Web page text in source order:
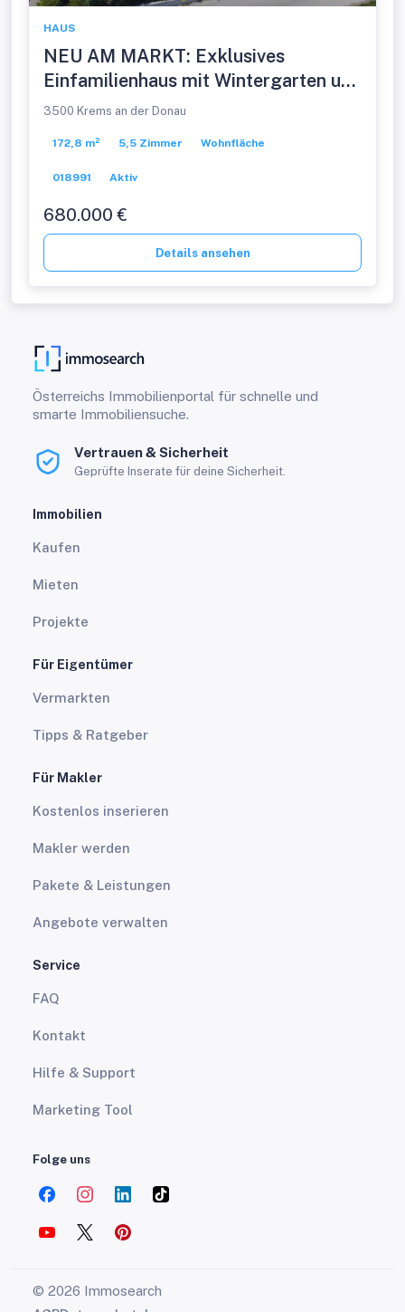
HAUS
NEU AM MARKT: Exklusives
Einfamilienhaus mit Wintergarten und
Blick auf das Benediktinerstift
3500 Krems an der Donau
172,8 m² 5,5 Zimmer Wohnfläche
018991 Aktiv
680.000 €
Details ansehen
Österreichs Immobilienportal für schnelle und
smarte Immobiliensuche.
Vertrauen & Sicherheit
Geprüfte Inserate für deine Sicherheit.
Immobilien
Kaufen
Mieten
Projekte
Für Eigentümer
Vermarkten
Tipps & Ratgeber
Für Makler
Kostenlos inserieren
Makler werden
Pakete & Leistungen
Angebote verwalten
Service
FAQ
Kontakt
Hilfe & Support
Marketing Tool
Folge uns
© 2026 Immosearch